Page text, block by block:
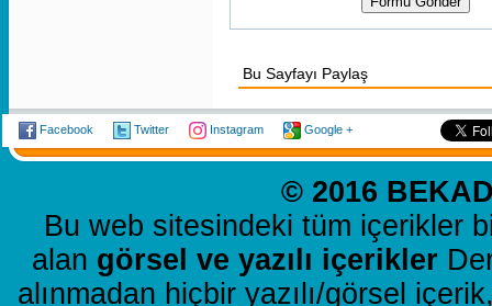
Bu Sayfayı Paylaş
Facebook Twitter Instagram Google +
© 2016
Bu web sitesindeki tüm içerikler
alan görsel ve yazılı içerikler
alınmadan hiçbir yazılı/görsel